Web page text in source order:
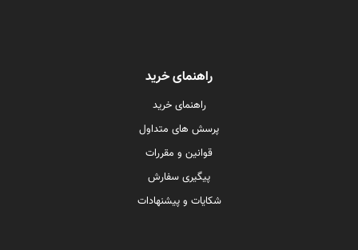
راهنمای خرید
راهنمای خرید
پرسش های متداول
قوانین و مقررات
پیگیری سفارش
شکایات و پیشنهادات